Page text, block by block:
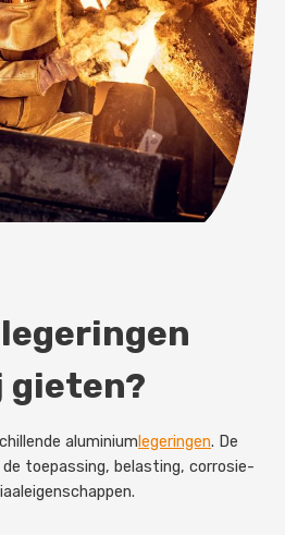
gieten?
aluminium legeringen. De
toepassing, belasting, corrosie-